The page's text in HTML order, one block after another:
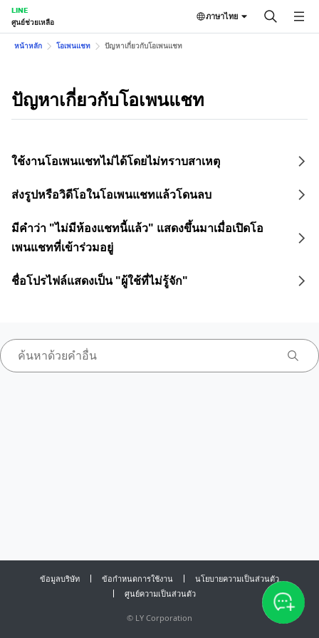
LINE
ศูนย์ช่วยเหลือ
ภาษาไทย
หน้าหลัก โอเพนแชท ปัญหาเกี่ยวกับโอเพนแชท
ปัญหาเกี่ยวกับโอเพนแชท
ใช้งานโอเพนแชทไม่ได้โดยไม่ทราบสาเหตุ
ส่งรูปหรือวิดีโอในโอเพนแชทแล้วโดนลบ
มีคำว่า "ไม่มีห้องแชทนี้แล้ว" แสดงขึ้นมาเมื่อเปิดโอ
เพนแชทที่เข้าร่วมอยู่
ชื่อโปรไฟล์แสดงเป็น "ผู้ใช้ที่ไม่รู้จัก"
ข้อมูลบริษัท ข้อกำหนดการใช้งาน
นโยบายความเป็นส่วนตัว
ศูนย์ความเป็นส่วนตัว
© LY Corporation